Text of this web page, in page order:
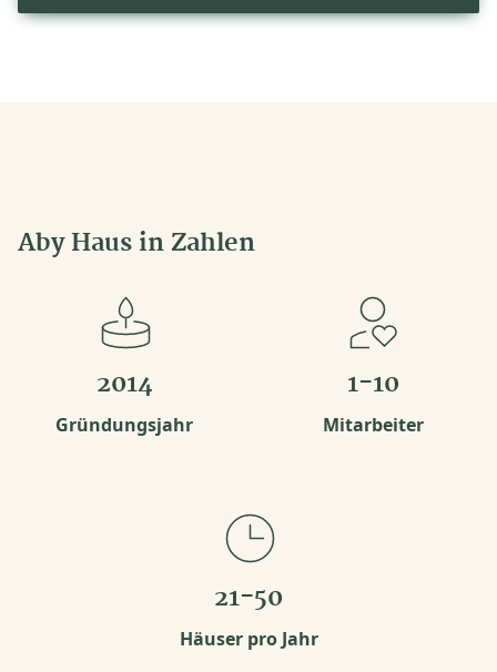
Aby Haus in Zahlen
2014
Gründungsjahr
1-10
Mitarbeiter
21-50
Häuser pro Jahr